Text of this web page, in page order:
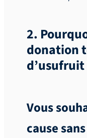
2.
donation
d’usufruit
Vous
cause